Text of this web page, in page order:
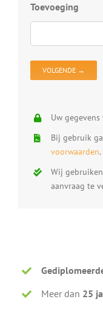
Toevoeging
Uw
Bij gebruik
voorwaarden.
Wij
aanvraag te
Meer dan 25